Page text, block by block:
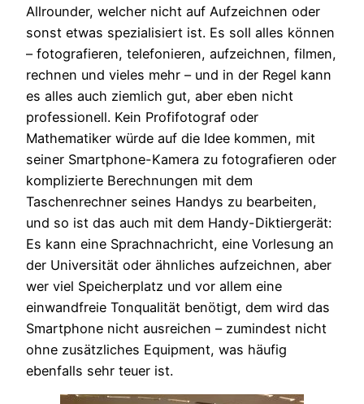
Allrounder, welcher nicht auf Aufzeichnen oder
sonst etwas spezialisiert ist. Es soll alles können
– fotografieren, telefonieren, aufzeichnen, filmen,
rechnen und vieles mehr – und in der Regel kann
es alles auch ziemlich gut, aber eben nicht
professionell. Kein Profifotograf oder
Mathematiker würde auf die Idee kommen, mit
seiner Smartphone-Kamera zu fotografieren oder
komplizierte Berechnungen mit dem
Taschenrechner seines Handys zu bearbeiten,
und so ist das auch mit dem Handy-Diktiergerät:
Es kann eine Sprachnachricht, eine Vorlesung an
der Universität oder ähnliches aufzeichnen, aber
wer viel Speicherplatz und vor allem eine
einwandfreie Tonqualität benötigt, dem wird das
Smartphone nicht ausreichen – zumindest nicht
ohne zusätzliches Equipment, was häufig
ebenfalls sehr teuer ist.